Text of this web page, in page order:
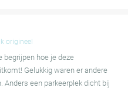
origineel
begrijpen hoe je deze
Gelukkig waren er andere
Anders een parkeerplek dicht bij